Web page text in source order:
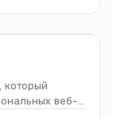
который
веб-